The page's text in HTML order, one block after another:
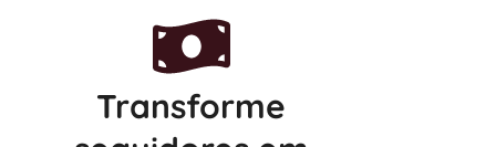
Transforme